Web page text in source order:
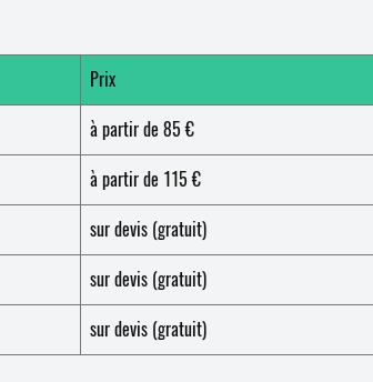
Prix
à partir de 85 €
à partir de 115 €
sur devis (gratuit)
sur devis (gratuit)
sur devis (gratuit)